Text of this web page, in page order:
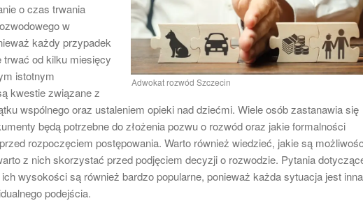
Adwokat rozwód Szczecin
o czas trwania
w
każdy przypadek
trwać od kilku miesięcy
istotnym
kwestie związane z
wspólnego oraz ustaleniem opieki nad dziećmi. Wiele osób zastanawia się
będą potrzebne do złożenia pozwu o rozwód oraz jakie formalności
rozpoczęciem postępowania. Warto również wiedzieć, jakie są
z nich skorzystać przed podjęciem decyzji o rozwodzie. Pytania
wysokości są również bardzo popularne, ponieważ każda sytuacja jest
podejścia.